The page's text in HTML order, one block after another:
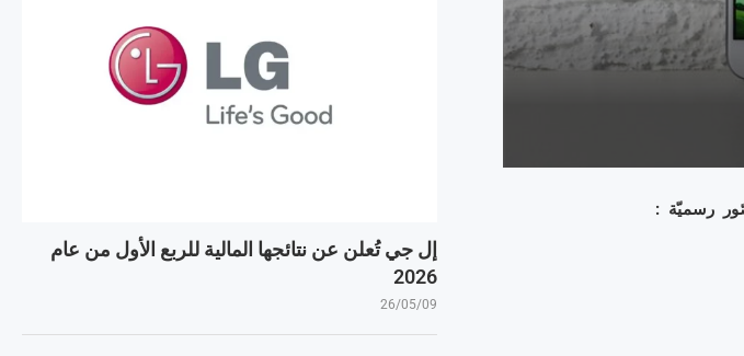
إل جي تُعلن عن نتائجها المالية للربع الأول من عام
2026
26/05/09